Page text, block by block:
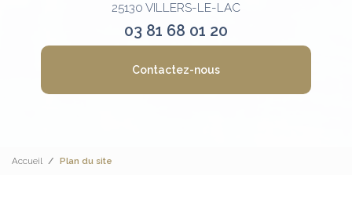
25130 VILLERS-LE-LAC
03 81 68 01 20
Contactez-nous
Accueil Plan du site